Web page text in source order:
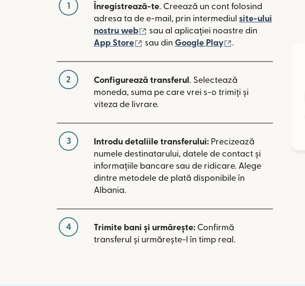
1 Înregistrează-te. Creează un cont folosind
adresa ta de e-mail, prin intermediul site-ului
nostru web
(se deschide într-o fereastră nouă)
sau al aplicației noastre din
App Store
(se deschide într-o fereastră nouă)
sau din Google Play (se deschide într-
.
2 Configurează transferul . Selectează
moneda, suma pe care vrei s-o trimiți și
viteza de livrare.
3 Introdu detaliile transferului: Precizează
numele destinatarului, datele de contact și
informațiile bancare sau de ridicare. Alege
dintre metodele de plată disponibile în
Albania.
4 Trimite bani și urmărește: Confirmă
transferul și urmărește-l în timp real.